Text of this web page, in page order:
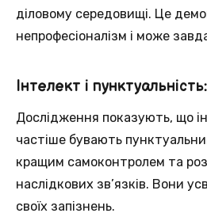
діловому сeредовищі. Цe
непрофесіоналізм і може
Інтелект і
Дослідження показують, що
частіше бувають
кращим самоконтролем та
наслідкових зв’язків. Вони
своїх запізнень.